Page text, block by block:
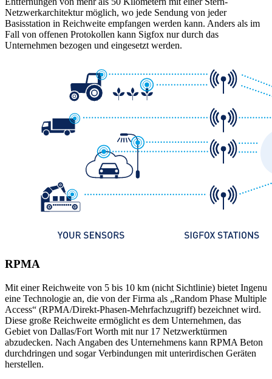
Netzwerkarchitektur möglich, wo jede Sendung von jeder
Basisstation in Reichweite empfangen werden kann. Anders als im
Fall von offenen Protokollen kann Sigfox nur durch das
Unternehmen bezogen und eingesetzt werden.
RPMA
Mit einer Reichweite von 5 bis 10 km (nicht Sichtlinie) bietet Ingenu
eine Technologie an, die von der Firma als „Random Phase Multiple
Access“ (RPMA/Direkt-Phasen-Mehrfachzugriff) bezeichnet wird.
Diese große Reichweite ermöglicht es dem Unternehmen, das
Gebiet von Dallas/Fort Worth mit nur 17 Netzwerktürmen
abzudecken. Nach Angaben des Unternehmens kann RPMA Beton
durchdringen und sogar Verbindungen mit unterirdischen Geräten
herstellen.